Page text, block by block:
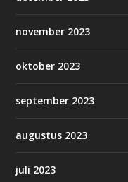
november 2023
oktober 2023
september 2023
augustus 2023
juli 2023